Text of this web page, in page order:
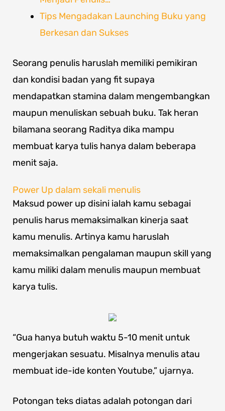
Tips Mengadakan Launching Buku yang
Berkesan dan Sukses
Seorang penulis haruslah memiliki pemikiran
dan kondisi badan yang fit supaya
mendapatkan stamina dalam mengembangkan
maupun menuliskan sebuah buku. Tak heran
bilamana seorang Raditya dika mampu
membuat karya tulis hanya dalam beberapa
menit saja.
Power Up dalam sekali menulis
Maksud power up disini ialah kamu sebagai
penulis harus memaksimalkan kinerja saat
kamu menulis. Artinya kamu haruslah
memaksimalkan pengalaman maupun skill yang
kamu miliki dalam menulis maupun membuat
karya tulis.
“Gua hanya butuh waktu 5-10 menit untuk
mengerjakan sesuatu. Misalnya menulis atau
membuat ide-ide konten Youtube,” ujarnya.
Potongan teks diatas adalah potongan dari